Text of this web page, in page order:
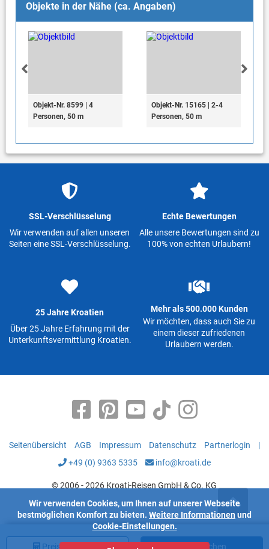
Objekte in der Nähe (ca. Angaben)
Objekt-Nr. 8599 | 4
Personen, 50 m
Objekt-Nr. 15165 | 2-4
Personen, 50 m
Preis Jetzt buchen
SSL-Verschlüsselung
Wir verwenden auf allen unseren
Seiten eine SSL-Verschlüsselung.
Echte Bewertungen
Alle unsere Bewertungen sind zu
100% von echten Urlaubern!
25 Jahre Kroatien
Über 25 Jahre Erfahrung mit der
Unterkunftsvermittlung Kroatien.
Mehr als 500.000 Kunden
Wir möchten, dass auch Sie zu
einem dieser zufriedenen
Urlaubern werden.
Seitenübersicht AGB Impressum Datenschutz Partnerlogin
|
+49 (0) 9363 5335
info@kroati.de
© 2006 - 2026 Kroati-Reisen GmbH & Co. KG
Wir verwenden Cookies, um Ihnen auf unserer Webseite
bestmöglichen Komfort zu bieten. Weitere Informationen und
Cookie-Einstellungen.